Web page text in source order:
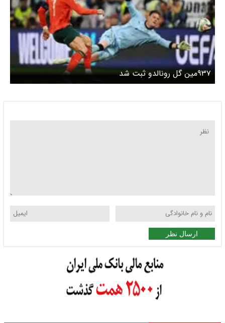
۹۳۷مین گل رونالدو ثبت شد
ارسال نظر